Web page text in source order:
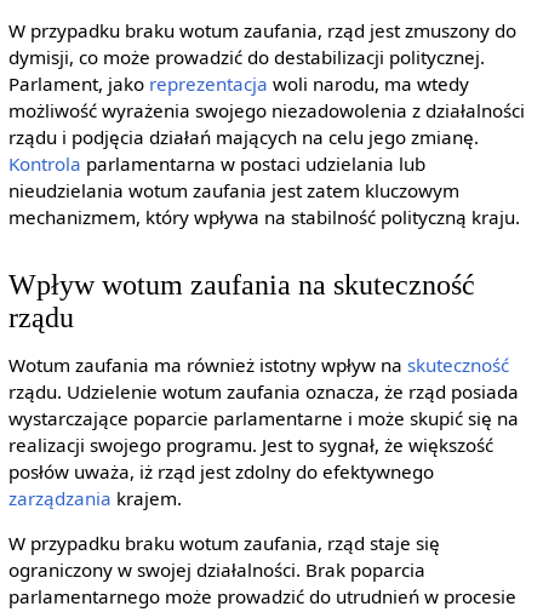
W przypadku braku wotum zaufania, rząd jest zmuszony do
dymisji, co może prowadzić do destabilizacji politycznej.
Parlament, jako reprezentacja woli narodu, ma wtedy
możliwość wyrażenia swojego niezadowolenia z działalności
rządu i podjęcia działań mających na celu jego zmianę.
Kontrola parlamentarna w postaci udzielania lub
nieudzielania wotum zaufania jest zatem kluczowym
mechanizmem, który wpływa na stabilność polityczną kraju.
Wpływ wotum zaufania na skuteczność
rządu
Wotum zaufania ma również istotny wpływ na skuteczność
rządu. Udzielenie wotum zaufania oznacza, że rząd posiada
wystarczające poparcie parlamentarne i może skupić się na
realizacji swojego programu. Jest to sygnał, że większość
posłów uważa, iż rząd jest zdolny do efektywnego
zarządzania krajem.
W przypadku braku wotum zaufania, rząd staje się
ograniczony w swojej działalności. Brak poparcia
parlamentarnego może prowadzić do utrudnień w procesie